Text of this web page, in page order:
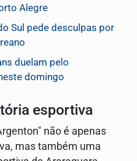
Alegre
Sul pede desculpas por
duelam pelo
domingo
esportiva
não é apenas
mas também uma